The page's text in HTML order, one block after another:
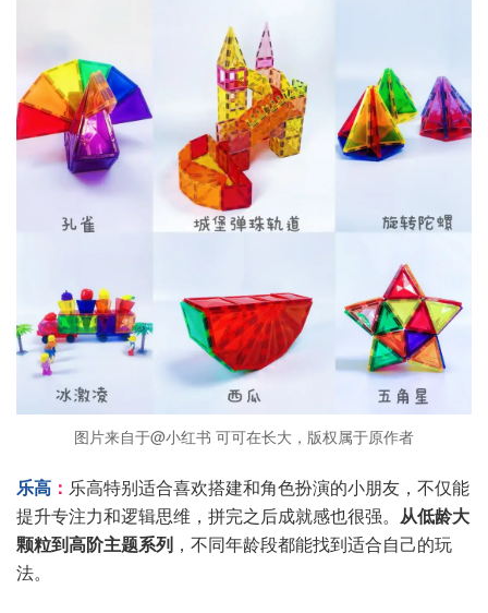
图片来自于@小红书 可可在长大，版权属于原作者
乐高 ： 乐高特别适合喜欢搭建和角色扮演的小朋友，不仅能
提升专注力和逻辑思维，拼完之后成就感也很强。 从低龄大
颗粒到高阶主题系列 ，不同年龄段都能找到适合自己的玩
法。